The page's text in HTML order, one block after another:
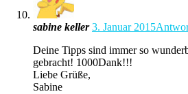
sabine keller 3. Januar 2015
Deine Tipps sind immer so
gebracht! 1000Dank!!!
Liebe Grüße,
Sabine